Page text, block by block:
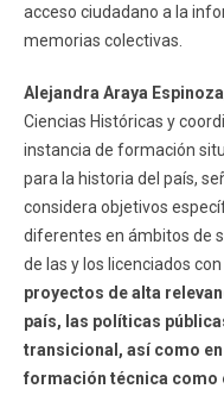
acceso ciudadano a la
memorias colectivas.
Alejandra Araya Espinoza
Ciencias Históricas y
instancia de formación
para la historia del país,
considera objetivos
diferentes en ámbitos de
de las y los licenciados con
proyectos de alta
país, las políticas
transicional, así como
formación técnica como